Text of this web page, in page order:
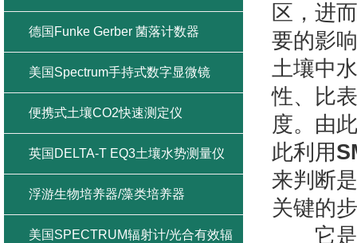
区，进
要的影
土壤中
性、比
度。由
此利用
来判断
关键的
它是
度计
德国Funke Gerber 菌落计数器
美国Spectrum手持式数字显微镜
便携式土壤CO2快速测定仪
英国DELTA-T EQ3土壤水势测量仪
浮游生物培养器/藻类培养器
美国SPECTRUM辐射计/光合有效辐